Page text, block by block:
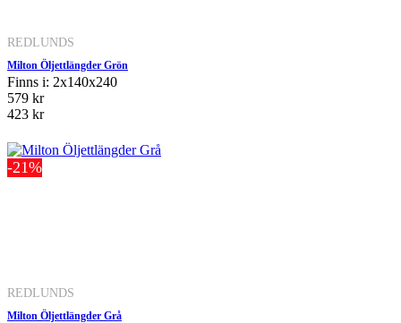
REDLUNDS
Milton Öljettlängder Grön
Finns i: 2x140x240
579 kr
423 kr
-21%
REDLUNDS
Milton Öljettlängder Grå